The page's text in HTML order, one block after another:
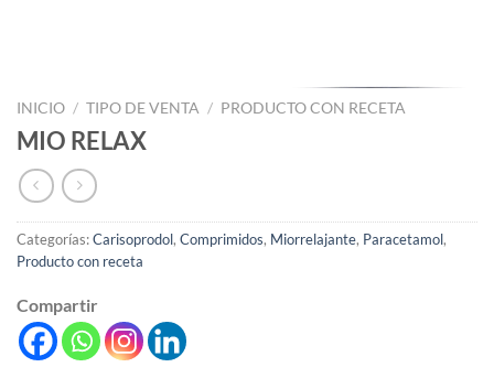
INICIO / TIPO DE VENTA / PRODUCTO CON RECETA
MIO RELAX
Categorías:Carisoprodol, Comprimidos, Miorrelajante, Paracetamol,
Producto con receta
Compartir